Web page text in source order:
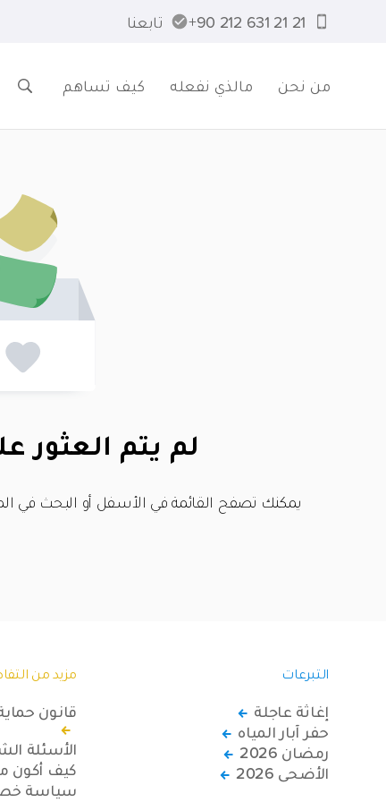
21 21 631 212 90+ تابعنا
من نحن مالذي نفعله كيف تساهم
لم يتم العثور
يمكنك تصفح القائمة في الأسفل أو البحث في
التبرعات
إغاثة عاجلة
حفر آبار المياه
رمضان 2026
الأضحى 2026
مزيد من
قانون
الأسئلة
كيف أكون
سياسة